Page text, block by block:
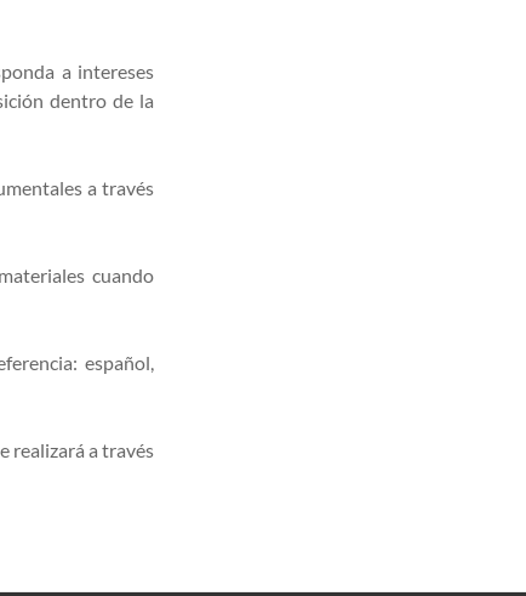
a intereses
dentro de la
a través
cuando
español,
realizará a través